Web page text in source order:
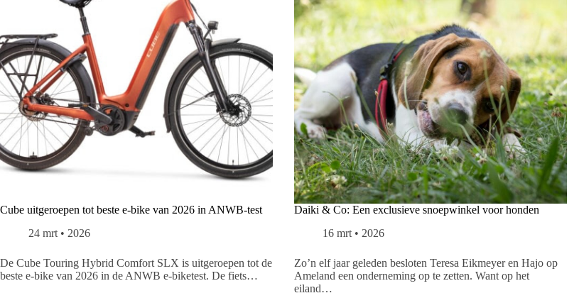
Cube uitgeroepen tot beste e-bike van 2026 in ANWB-test
24 mrt • 2026
De Cube Touring Hybrid Comfort SLX is uitgeroepen tot de
beste e‑bike van 2026 in de ANWB e‑biketest. De fiets…
Daiki & Co: Een exclusieve snoepwinkel voor honden
16 mrt • 2026
Zo’n elf jaar geleden besloten Teresa Eikmeyer en Hajo op
Ameland een onderneming op te zetten. Want op het
eiland…